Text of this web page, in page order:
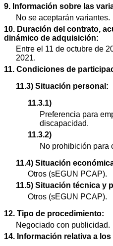
9. Información sobre las
No se aceptarán variantes.
10. Duración del contrato,
dinámico de adquisición:
Entre el 11 de octubre de
2021.
11. Condiciones de
11.3) Situación personal:
11.3.1)
Preferencia para
discapacidad.
11.3.2)
No prohibición para
11.4) Situación
Otros (sEGUN PCAP).
11.5) Situación técnica y
Otros (sEGUN PCAP).
12. Tipo de procedimiento:
Negociado con publicidad.
14. Información relativa a los